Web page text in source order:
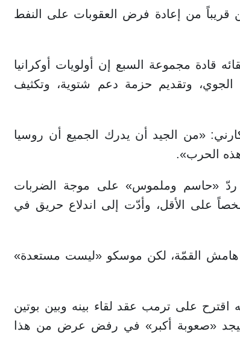
قريباً من إعادة فرض العقوبات على النفط
قادة مجموعة السبع إن أولويات أوكرانيا
وتقديم حزمة دعم شتوية، وتكثيف
«من الجيد أن يدرك الجميع أن روسيا
الحرب».
ردّ «حاسم وملموس» على موجة الضربات
الأخيرة التي أسفرت عن مقتل 11 شخصاً على الأقل، وأدّت إلى اندلاع حريق في
القمّة، لكن موسكو «ليست مستعدة»
اقترح على ترمب عقد لقاء بينه وبين بوتين
سيجد «صعوبة أكبر» في رفض عرض من هذا